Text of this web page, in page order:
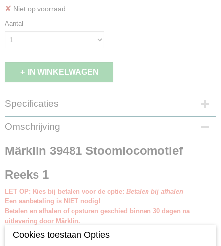
✘ Niet op voorraad
Aantal
IN WINKELWAGEN
Specificaties
Productcode leverancier
39481
H0 (1:87)
Digitaal
Staat
Nieuw
Omschrijving
Märklin 39481 Stoomlocomotief
Reeks 1
LET OP: Kies bij betalen voor de optie: Betalen bij afhalen
Een aanbetaling is NIET nodig!
Betalen en afhalen of opsturen geschied binnen 30 dagen na
uitlevering door Märklin.
Sneltrein stoomlocomotief reeks 1 van de Belgische Staatsspoorwegen
Cookies toestaan Opties